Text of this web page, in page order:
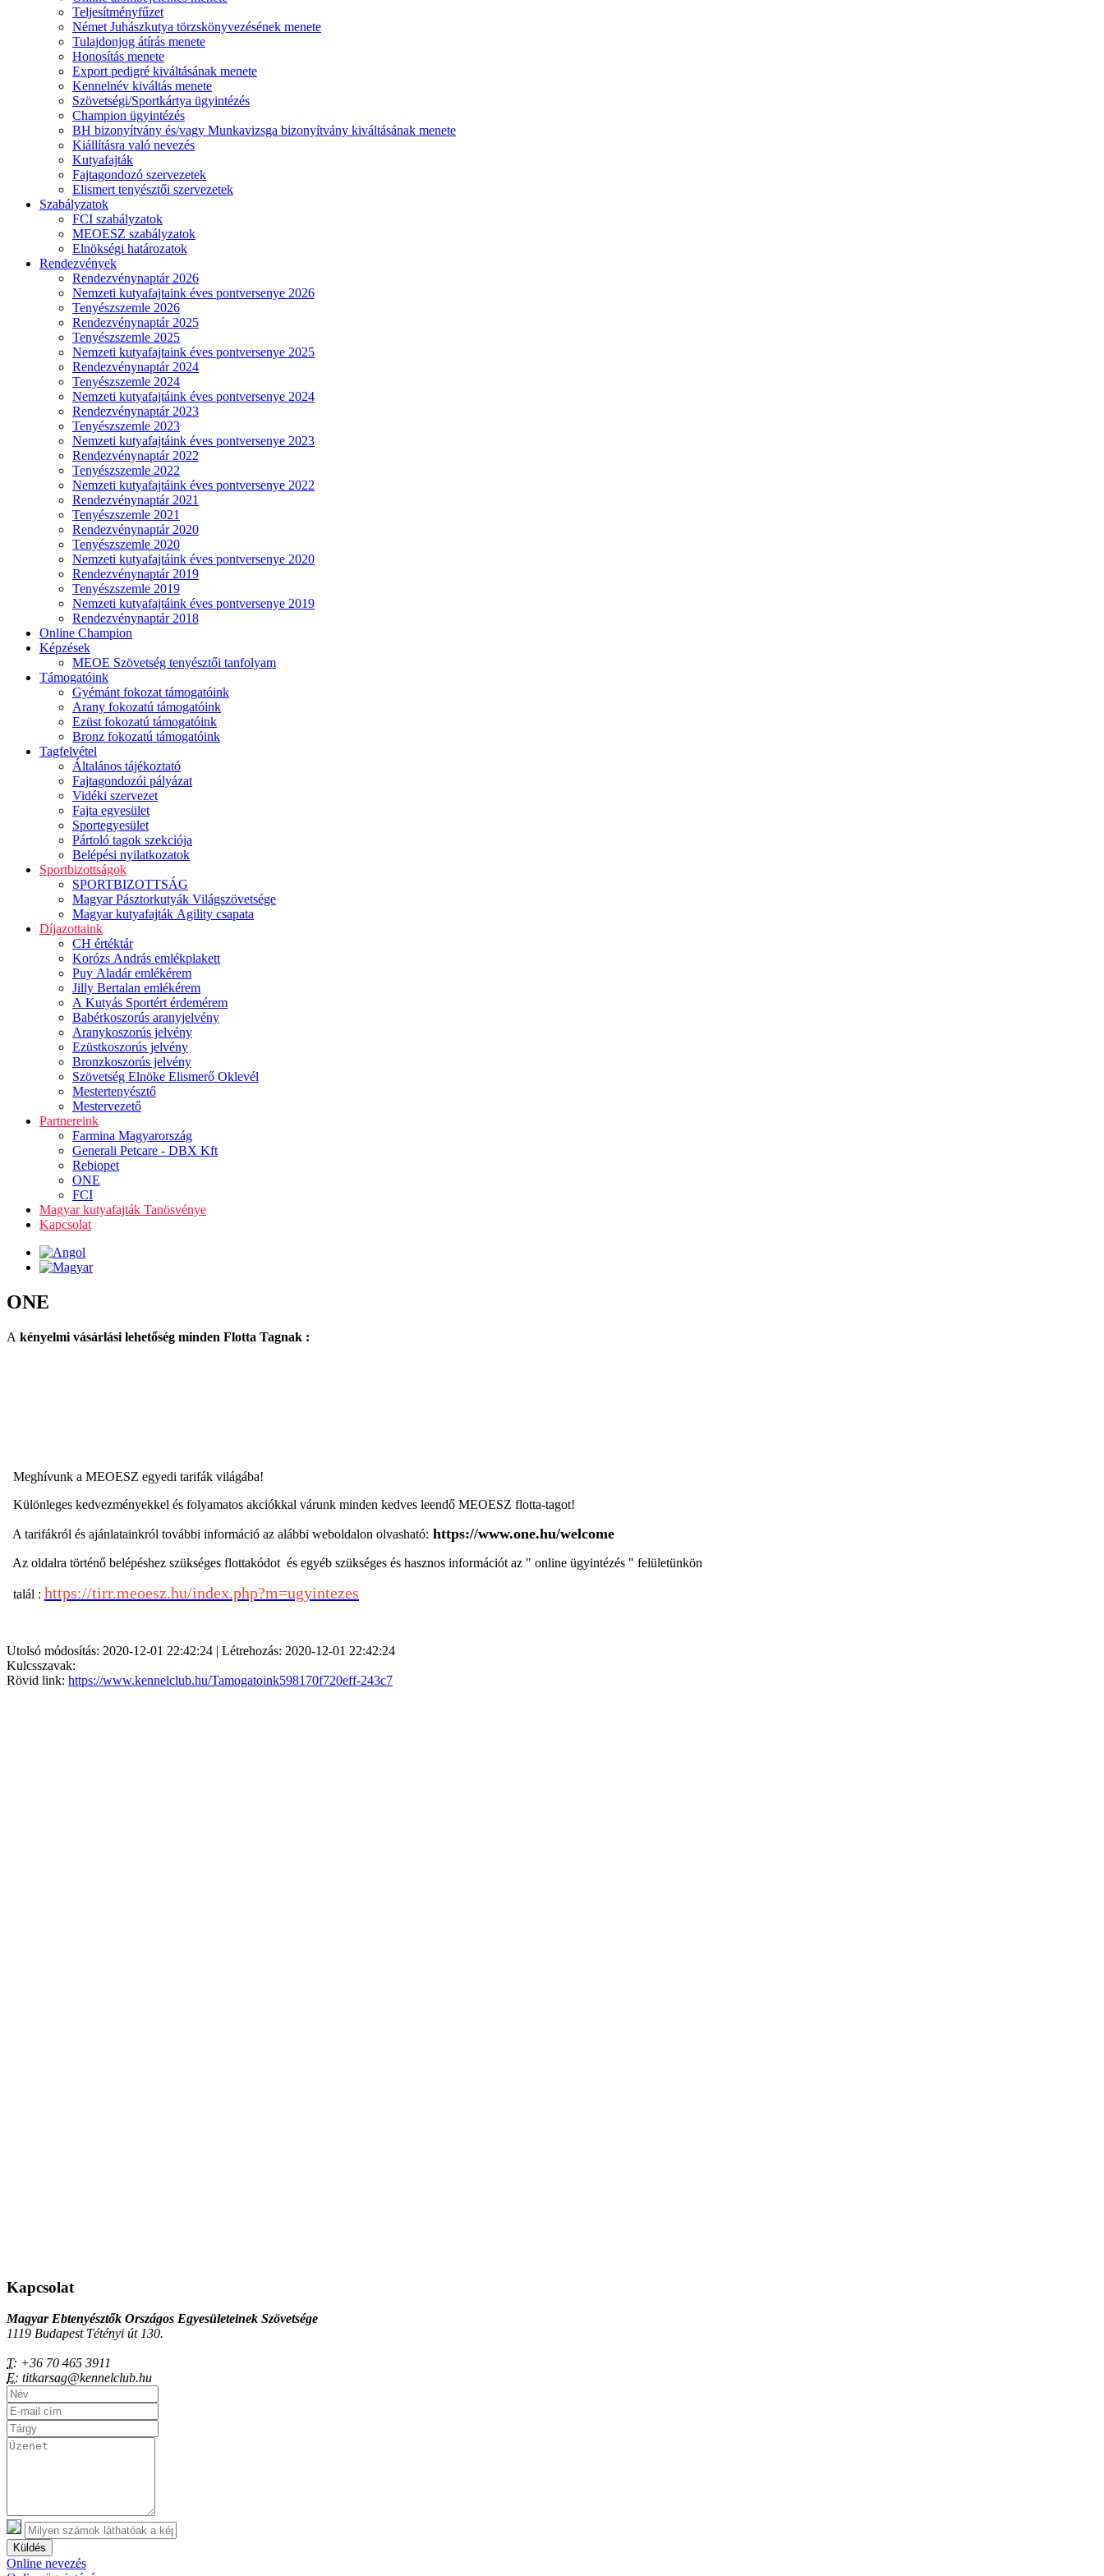
Teljesítményfűzet
Német Juhászkutya törzskönyvezésének menete
Tulajdonjog átírás menete
Honosítás menete
Export pedigré kiváltásának menete
Kennelnév kiváltás menete
Szövetségi/Sportkártya ügyintézés
Champion ügyintézés
BH bizonyítvány és/vagy Munkavizsga bizonyítvány kiváltásának menete
Kiállításra való nevezés
Kutyafajták
Fajtagondozó szervezetek
Elismert tenyésztői szervezetek
Szabályzatok
FCI szabályzatok
MEOESZ szabályzatok
Elnökségi határozatok
Rendezvények
Rendezvénynaptár 2026
Nemzeti kutyafajtaink éves pontversenye 2026
Tenyészszemle 2026
Rendezvénynaptár 2025
Tenyészszemle 2025
Nemzeti kutyafajtaink éves pontversenye 2025
Rendezvénynaptár 2024
Tenyészszemle 2024
Nemzeti kutyafajtáink éves pontversenye 2024
Rendezvénynaptár 2023
Tenyészszemle 2023
Nemzeti kutyafajtáink éves pontversenye 2023
Rendezvénynaptár 2022
Tenyészszemle 2022
Nemzeti kutyafajtáink éves pontversenye 2022
Rendezvénynaptár 2021
Tenyészszemle 2021
Rendezvénynaptár 2020
Tenyészszemle 2020
Nemzeti kutyafajtáink éves pontversenye 2020
Rendezvénynaptár 2019
Tenyészszemle 2019
Nemzeti kutyafajtáink éves pontversenye 2019
Rendezvénynaptár 2018
Online Champion
Képzések
MEOE Szövetség tenyésztői tanfolyam
Támogatóink
Gyémánt fokozat támogatóink
Arany fokozatú támogatóink
Ezüst fokozatú támogatóink
Bronz fokozatú támogatóink
Tagfelvétel
Általános tájékoztató
Fajtagondozói pályázat
Vidéki szervezet
Fajta egyesület
Sportegyesület
Pártoló tagok szekciója
Belépési nyilatkozatok
Sportbizottságok
SPORTBIZOTTSÁG
Magyar Pásztorkutyák Világszövetsége
Magyar kutyafajták Agility csapata
Díjazottaink
CH értéktár
Korózs András emlékplakett
Puy Aladár emlékérem
Jilly Bertalan emlékérem
A Kutyás Sportért érdemérem
Babérkoszorús aranyjelvény
Aranykoszorús jelvény
Ezüstkoszorús jelvény
Bronzkoszorús jelvény
Szövetség Elnöke Elismerő Oklevél
Mestertenyésztő
Mestervezető
Partnereink
Farmina Magyarország
Generali Petcare - DBX Kft
Rebiopet
ONE
FCI
Magyar kutyafajták Tanösvénye
Kapcsolat
ONE
A kényelmi vásárlási lehetőség minden Flotta Tagnak :
Meghívunk a MEOESZ egyedi tarifák világába!
Különleges kedvezményekkel és folyamatos akciókkal várunk minden kedves leendő MEOESZ flotta-tagot!
A tarifákról és ajánlatainkról további információ az alábbi weboldalon olvasható: https://www.one.hu/welcome
Az oldalra történő belépéshez szükséges flottakódot és egyéb szükséges és hasznos információt az " online ügyintézés " felületünkön
talál : https://tirr.meoesz.hu/index.php?m=ugyintezes
Utolsó módosítás: 2020-12-01 22:42:24 | Létrehozás: 2020-12-01 22:42:24
Kulcsszavak:
Rövid link: https://www.kennelclub.hu/Tamogatoink598170f720eff-243c7
Kapcsolat
Magyar Ebtenyésztők Országos Egyesületeinek Szövetsége
1119 Budapest Tétényi út 130.
T: +36 70 465 3911
E: titkarsag@kennelclub.hu
Küldés
Online nevezés